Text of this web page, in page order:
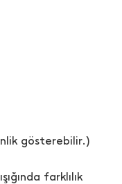
gösterebilir.)
farklılık